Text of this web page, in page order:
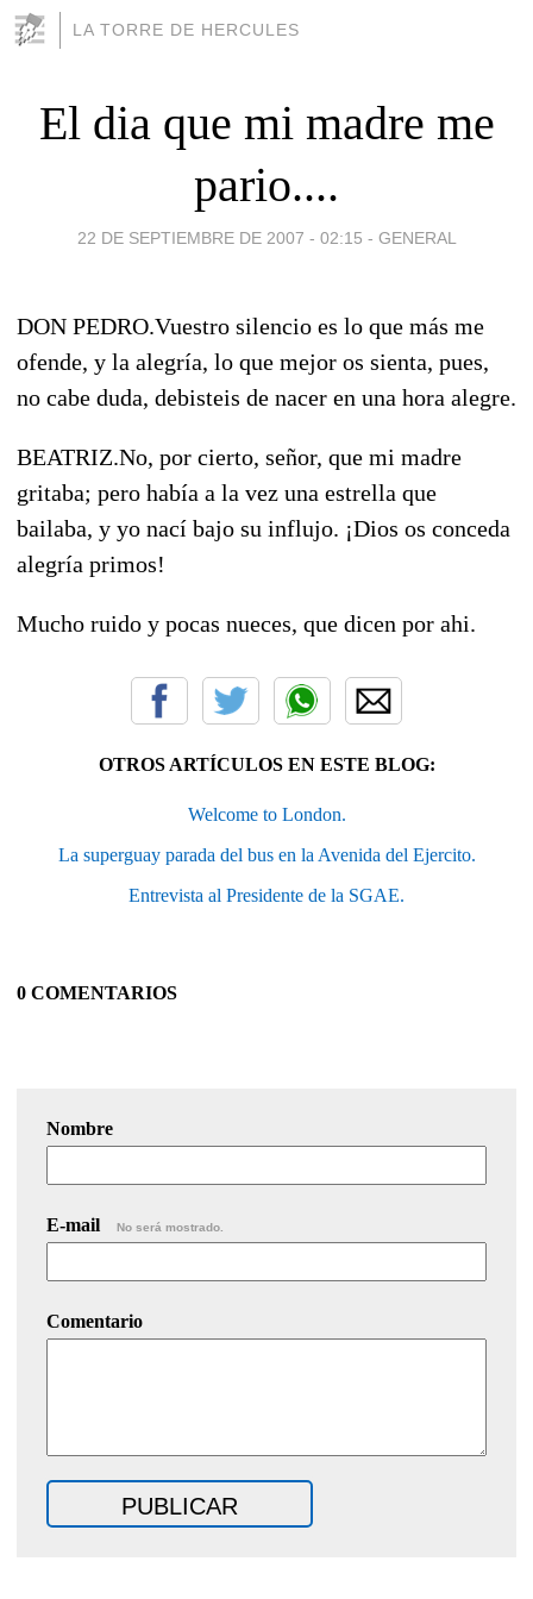
LA TORRE DE HERCULES
El dia que mi madre me
pario....
22 DE SEPTIEMBRE DE 2007 - 02:15 - GENERAL
DON PEDRO.Vuestro silencio es lo que más me
ofende, y la alegría, lo que mejor os sienta, pues,
no cabe duda, debisteis de nacer en una hora alegre.
BEATRIZ.No, por cierto, señor, que mi madre
gritaba; pero había a la vez una estrella que
bailaba, y yo nací bajo su influjo. ¡Dios os conceda
alegría primos!
Mucho ruido y pocas nueces, que dicen por ahi.
OTROS ARTÍCULOS EN ESTE BLOG:
Welcome to London.
La superguay parada del bus en la Avenida del Ejercito.
Entrevista al Presidente de la SGAE.
0 COMENTARIOS
Nombre
E-mail No será mostrado.
Comentario